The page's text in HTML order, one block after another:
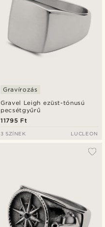
Gravel Leigh ezüst-tónusú
pecsétgyűrű
Gravírozás
11795 Ft
3 SZÍNEK LUCLEON